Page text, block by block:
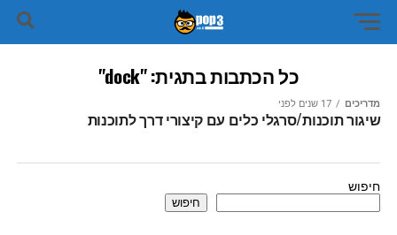
כל הכתבות בתגית: "dock"
מדריכים 17 שנים לפני
שיגור תוכנות/סרגלי כלים עם קיצורי דרך לתוכנות
חיפוש
חיפוש